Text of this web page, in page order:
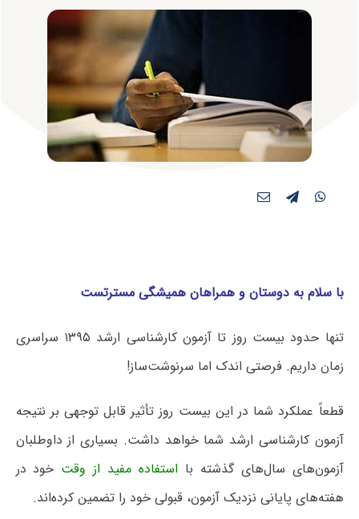
با سلام به دوستان و همراهان همیشگی مسترتست
تنها حدود بیست روز تا آزمون کارشناسی ارشد ۱۳۹۵ سراسری
زمان داریم. فرصتی اندک اما سرنوشت‌ساز!
قطعاً عملکرد شما در این بیست روز تأثیر قابل توجهی بر نتیجه
آزمون کارشناسی ارشد شما خواهد داشت. بسیاری از داوطلبان
آزمون‌های سال‌های گذشته با استفاده مفید از وقت خود در
هفته‌های پایانی نزدیک آزمون، قبولی خود را تضمین کرده‌‌اند.